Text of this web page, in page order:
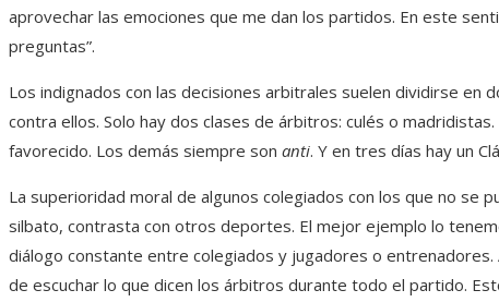
aprovechar las emociones que me dan los partidos. En este
preguntas”.
Los indignados con las decisiones arbitrales suelen dividirse en
contra ellos. Solo hay dos clases de árbitros: culés o
favorecido. Los demás siempre son anti. Y en tres días hay un
La superioridad moral de algunos colegiados con los que no se
silbato, contrasta con otros deportes. El mejor ejemplo lo
diálogo constante entre colegiados y jugadores o entrenadores.
de escuchar lo que dicen los árbitros durante todo el partido.